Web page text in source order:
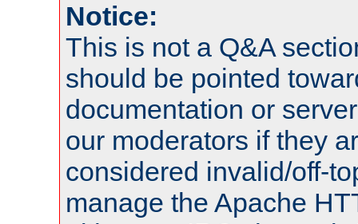
Notice:
This is not a Q&A
should be pointed
documentation or
our moderators if they
considered invalid/off-
manage the Apache